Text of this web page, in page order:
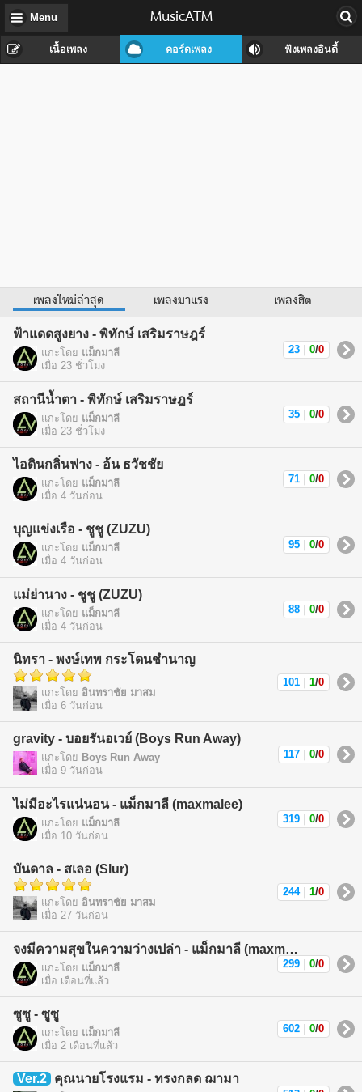
Menu MusicATM
เนื้อเพลง คอร์ดเพลง ฟังเพลงอินดี้
เพลงใหม่ล่าสุด เพลงมาแรง เพลงฮิต
ฟ้าแดดสูงยาง - พิทักษ์ เสริมราษฎร์
แกะโดย แม็กมาลี
เมื่อ 23 ชั่วโมง
23 0/0
สถานีน้ำตา - พิทักษ์ เสริมราษฎร์
แกะโดย แม็กมาลี
เมื่อ 23 ชั่วโมง
35 0/0
ไอดินกลิ่นฟาง - อ้น ธวัชชัย
แกะโดย แม็กมาลี
เมื่อ 4 วันก่อน
71 0/0
บุญแข่งเรือ - ชูชู (ZUZU)
แกะโดย แม็กมาลี
เมื่อ 4 วันก่อน
95 0/0
แม่ย่านาง - ชูชู (ZUZU)
แกะโดย แม็กมาลี
เมื่อ 4 วันก่อน
88 0/0
นิทรา - พงษ์เทพ กระโดนชำนาญ
แกะโดย อินทราชัย มาสม
เมื่อ 6 วันก่อน
101 1/0
gravity - บอยรันอเวย์ (Boys Run Away)
แกะโดย Boys Run Away
เมื่อ 9 วันก่อน
117 0/0
ไม่มีอะไรแน่นอน - แม็กมาลี (maxmalee)
แกะโดย แม็กมาลี
เมื่อ 10 วันก่อน
319 0/0
บันดาล - สเลอ (Slur)
แกะโดย อินทราชัย มาสม
เมื่อ 27 วันก่อน
244 1/0
จงมีความสุขในความว่างเปล่า - แม็กมาลี (maxmalee)
แกะโดย แม็กมาลี
เมื่อ เดือนที่แล้ว
299 0/0
ซูซู - ซูซู
แกะโดย แม็กมาลี
เมื่อ 2 เดือนที่แล้ว
602 0/0
Ver.2 คุณนายโรงแรม - ทรงกลด ฌามา